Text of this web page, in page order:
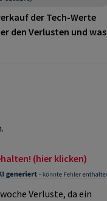
der Tech-Werte
den Verlusten und was
(hier klicken)
Verluste, da ein